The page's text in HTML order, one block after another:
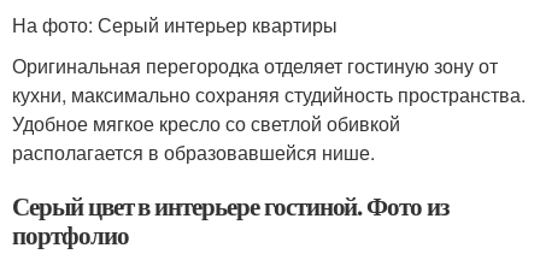
На фото: Серый интерьер квартиры
Оригинальная перегородка отделяет гостиную зону от
кухни, максимально сохраняя студийность пространства.
Удобное мягкое кресло со светлой обивкой
располагается в образовавшейся нише.
Серый цвет в интерьере гостиной. Фото из
портфолио